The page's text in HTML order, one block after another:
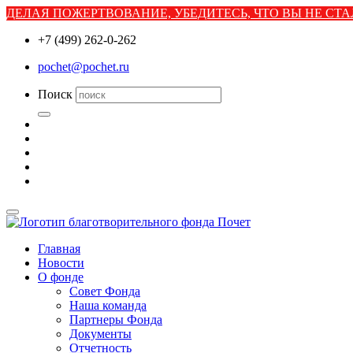
ДЕЛАЯ ПОЖЕРТВОВАНИЕ, УБЕДИТЕСЬ, ЧТО ВЫ НЕ
+7 (499) 262-0-262
pochet@pochet.ru
Поиск
Главная
Новости
О фонде
Совет Фонда
Наша команда
Партнеры Фонда
Документы
Отчетность